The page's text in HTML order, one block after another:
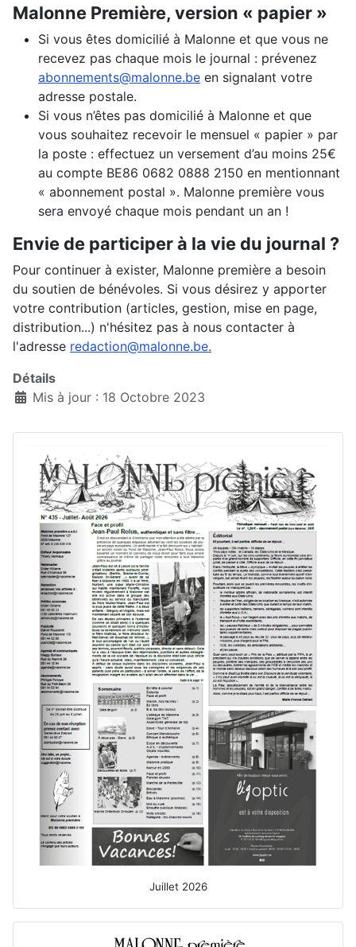
Juillet 2026
Malonne Première, version « papier »
Si vous êtes domicilié à Malonne et que vous ne
recevez pas chaque mois le journal : prévenez
abonnements@malonne.be en signalant votre
adresse postale.
Si vous n’êtes pas domicilié à Malonne et que
vous souhaitez recevoir le mensuel « papier » par
la poste : effectuez un versement d’au moins 25€
au compte BE86 0682 0888 2150 en mentionnant
« abonnement postal ». Malonne première vous
sera envoyé chaque mois pendant un an !
Envie de participer à la vie du journal ?
Pour continuer à exister, Malonne première a besoin
du soutien de bénévoles. Si vous désirez y apporter
votre contribution (articles, gestion, mise en page,
distribution...) n'hésitez pas à nous contacter à
l'adresse redaction@malonne.be.
Détails
Mis à jour : 18 Octobre 2023